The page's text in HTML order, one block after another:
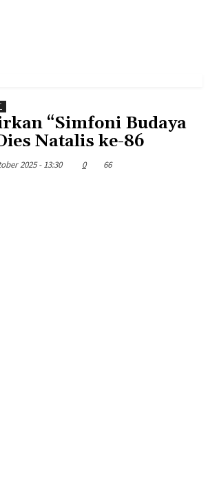
“Simfoni Budaya
Natalis ke-86
2025 - 13:30 0 66